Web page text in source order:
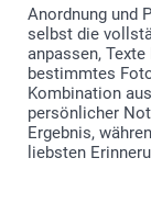
Anordnung und
selbst die
anpassen,
bestimmtes
Kombination
persönlicher
Ergebnis,
liebsten